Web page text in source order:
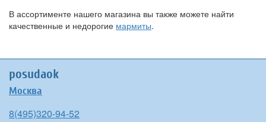
В ассортименте нашего магазина вы также можете найти
качественные и недорогие мармиты.
posudaok
Москва
8(495)320-94-52